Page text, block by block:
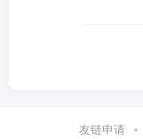
友链申请